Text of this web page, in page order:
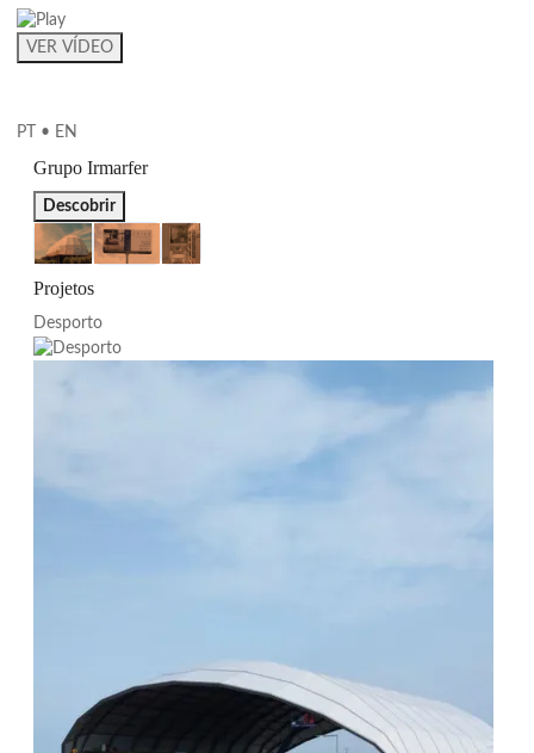
VER VÍDEO
PT • EN
Grupo Irmarfer
Descobrir
Estruturas Publicidade Stands
Projetos
Desporto